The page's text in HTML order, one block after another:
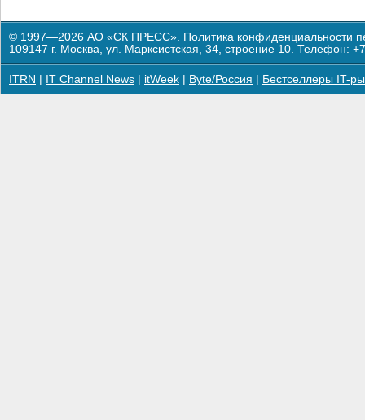
© 1997—2026 АО «СК ПРЕСС». Политика конфиденциальности
109147 г. Москва, ул. Марксистская, 34, строение 10. Телефон:
ITRN IT Channel News itWeek Byte/Россия Бестселлеры IT-